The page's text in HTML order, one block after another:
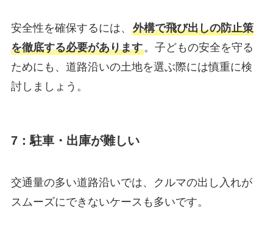
安全性を確保するには、 外構で飛び出しの防止策
を徹底する必要があります。子どもの安全を守る
ためにも、道路沿いの土地を選ぶ際には慎重に検
討しましょう。
7：駐車・出庫が難しい
交通量の多い道路沿いでは、クルマの出し入れが
スムーズにできないケースも多いです。